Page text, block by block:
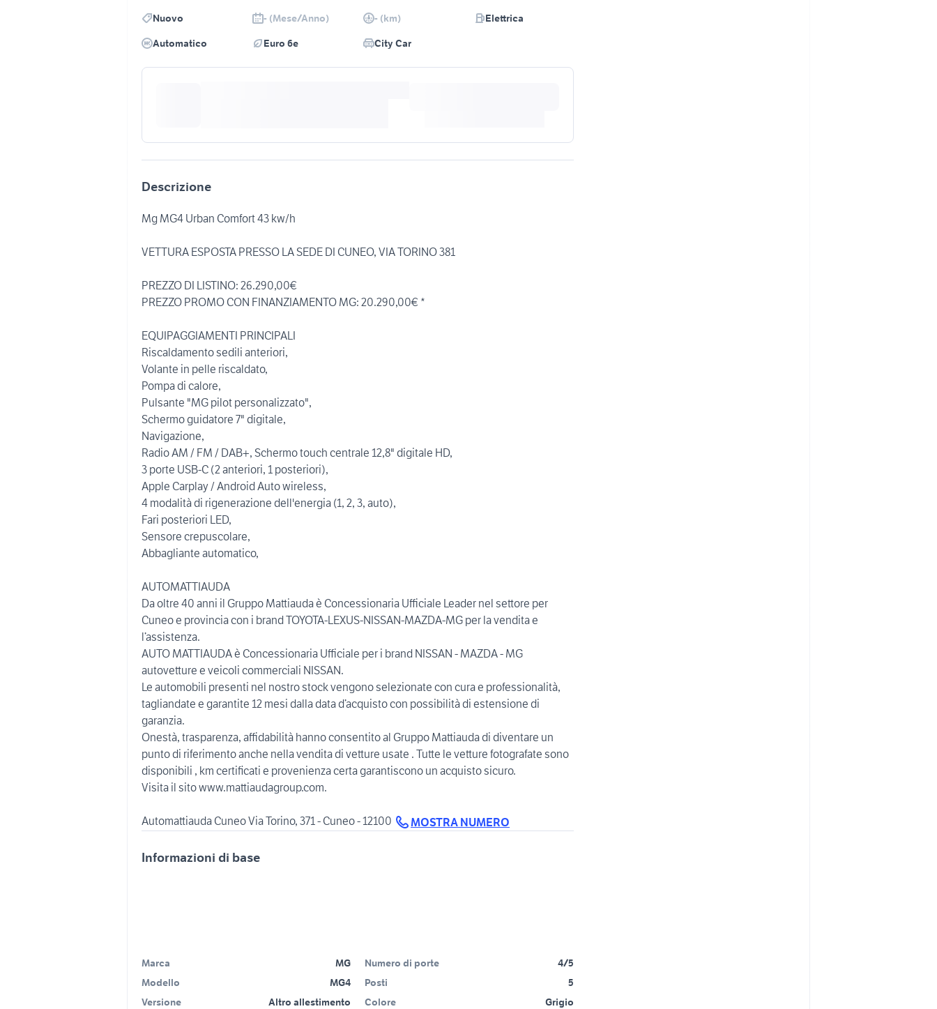
Nuovo - (Mese/Anno) - (km)
Elettrica
Automatico
Euro 6e City Car
Descrizione
Mg MG4 Urban Comfort 43 kw/h
VETTURA ESPOSTA PRESSO LA SEDE DI CUNEO, VIA TORINO 381
PREZZO DI LISTINO: 26.290,00€
PREZZO PROMO CON FINANZIAMENTO MG: 20.290,00€ *
EQUIPAGGIAMENTI PRINCIPALI
Riscaldamento sedili anteriori,
Volante in pelle riscaldato,
Pompa di calore,
Pulsante "MG pilot personalizzato",
Schermo guidatore 7" digitale,
Navigazione,
Radio AM / FM / DAB+, Schermo touch centrale 12,8" digitale HD,
3 porte USB-C (2 anteriori, 1 posteriori),
Apple Carplay / Android Auto wireless,
4 modalità di rigenerazione dell'energia (1, 2, 3, auto),
Fari posteriori LED,
Sensore crepuscolare,
Abbagliante automatico,
AUTOMATTIAUDA
Da oltre 40 anni il Gruppo Mattiauda è Concessionaria Ufficiale Leader nel settore per
Cuneo e provincia con i brand TOYOTA-LEXUS-NISSAN-MAZDA-MG per la vendita e
l’assistenza.
AUTO MATTIAUDA è Concessionaria Ufficiale per i brand NISSAN - MAZDA - MG
autovetture e veicoli commerciali NISSAN.
Le automobili presenti nel nostro stock vengono selezionate con cura e professionalità,
tagliandate e garantite 12 mesi dalla data d’acquisto con possibilità di estensione di
garanzia.
Onestà, trasparenza, affidabilità hanno consentito al Gruppo Mattiauda di diventare un
punto di riferimento anche nella vendita di vetture usate . Tutte le vetture fotografate sono
disponibili , km certificati e provenienza certa garantiscono un acquisto sicuro.
Visita il sito www.mattiaudagroup.com.
Automattiauda Cuneo Via Torino, 371 - Cuneo - 12100 MOSTRA NUMERO
Informazioni di base
Marca
MG
Modello
MG4
Versione
Altro allestimento
Numero di porte
4/5
Posti
5
Colore
Grigio